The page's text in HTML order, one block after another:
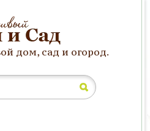
дом, сад и огород.